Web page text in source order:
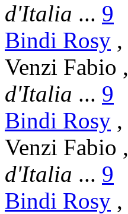
d'Italia ... 9
Bindi Rosy ,
Venzi Fabio ,
d'Italia ... 9
Bindi Rosy ,
Venzi Fabio ,
d'Italia ... 9
Bindi Rosy ,